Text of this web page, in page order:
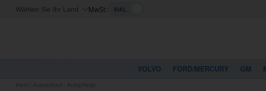
Wählen Sie Ihr Land MwSt:
VOLVO FORD/MERCURY GM